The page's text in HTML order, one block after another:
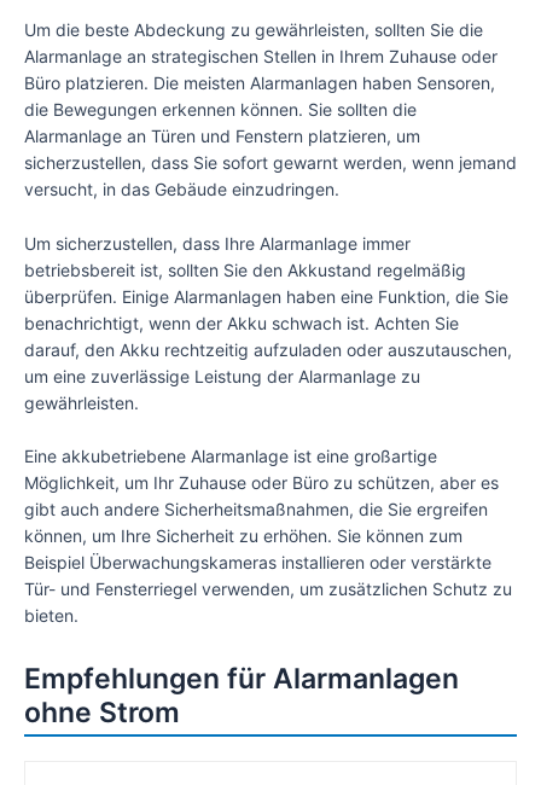
Um die beste Abdeckung zu gewährleisten, sollten Sie die
Alarmanlage an strategischen Stellen in Ihrem Zuhause oder
Büro platzieren. Die meisten Alarmanlagen haben Sensoren,
die Bewegungen erkennen können. Sie sollten die
Alarmanlage an Türen und Fenstern platzieren, um
sicherzustellen, dass Sie sofort gewarnt werden, wenn jemand
versucht, in das Gebäude einzudringen.
Um sicherzustellen, dass Ihre Alarmanlage immer
betriebsbereit ist, sollten Sie den Akkustand regelmäßig
überprüfen. Einige Alarmanlagen haben eine Funktion, die Sie
benachrichtigt, wenn der Akku schwach ist. Achten Sie
darauf, den Akku rechtzeitig aufzuladen oder auszutauschen,
um eine zuverlässige Leistung der Alarmanlage zu
gewährleisten.
Eine akkubetriebene Alarmanlage ist eine großartige
Möglichkeit, um Ihr Zuhause oder Büro zu schützen, aber es
gibt auch andere Sicherheitsmaßnahmen, die Sie ergreifen
können, um Ihre Sicherheit zu erhöhen. Sie können zum
Beispiel Überwachungskameras installieren oder verstärkte
Tür- und Fensterriegel verwenden, um zusätzlichen Schutz zu
bieten.
Empfehlungen für Alarmanlagen
ohne Strom